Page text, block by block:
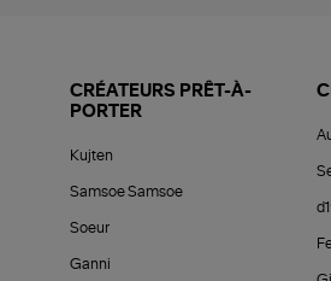
CRÉATEURS PRÊT-À-
PORTER
Kujten
Samsoe Samsoe
Soeur
Ganni